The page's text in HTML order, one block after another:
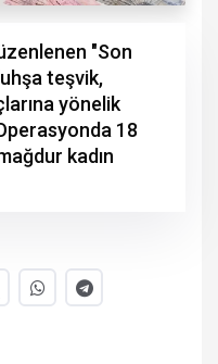
"Son
teşvik,
yönelik
18
kadın